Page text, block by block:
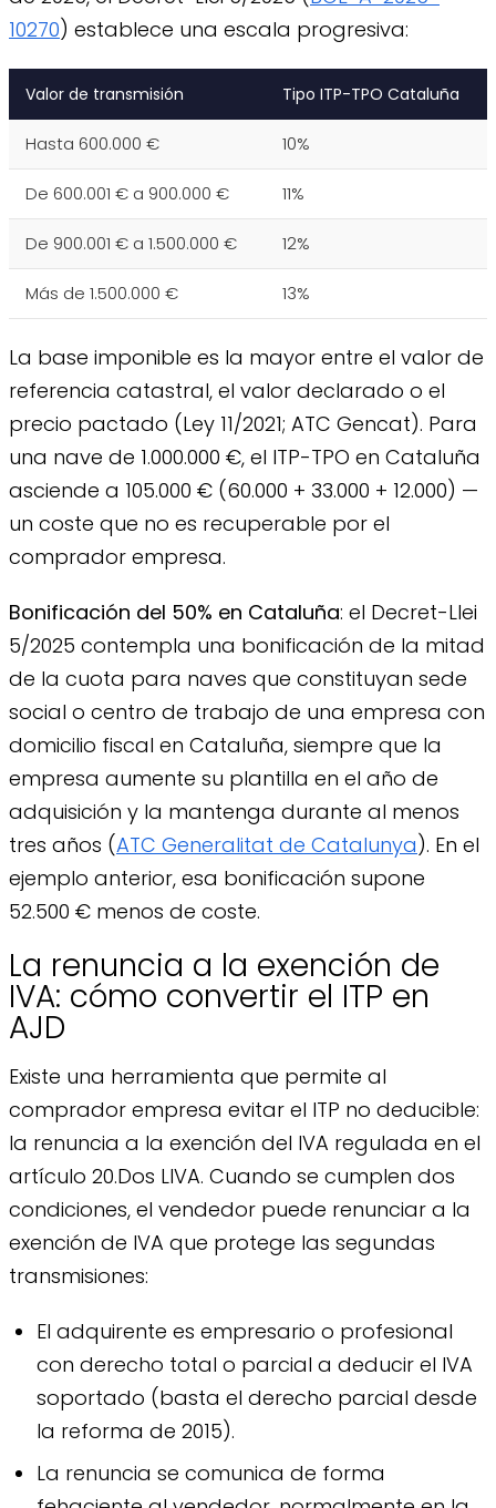
10270) establece una escala progresiva:
Valor de transmisión Tipo ITP-TPO Cataluña
Hasta 600.000 € 10%
De 600.001 € a 900.000 € 11%
De 900.001 € a 1.500.000 € 12%
Más de 1.500.000 € 13%
La base imponible es la mayor entre el valor de
referencia catastral, el valor declarado o el
precio pactado (Ley 11/2021; ATC Gencat). Para
una nave de 1.000.000 €, el ITP-TPO en Cataluña
asciende a 105.000 € (60.000 + 33.000 + 12.000) —
un coste que no es recuperable por el
comprador empresa.
Bonificación del 50% en Cataluña: el Decret-Llei
5/2025 contempla una bonificación de la mitad
de la cuota para naves que constituyan sede
social o centro de trabajo de una empresa con
domicilio fiscal en Cataluña, siempre que la
empresa aumente su plantilla en el año de
adquisición y la mantenga durante al menos
tres años (ATC Generalitat de Catalunya). En el
ejemplo anterior, esa bonificación supone
52.500 € menos de coste.
La renuncia a la exención de
IVA: cómo convertir el ITP en
AJD
Existe una herramienta que permite al
comprador empresa evitar el ITP no deducible:
la renuncia a la exención del IVA regulada en el
artículo 20.Dos LIVA. Cuando se cumplen dos
condiciones, el vendedor puede renunciar a la
exención de IVA que protege las segundas
transmisiones:
El adquirente es empresario o profesional
con derecho total o parcial a deducir el IVA
soportado (basta el derecho parcial desde
la reforma de 2015).
La renuncia se comunica de forma